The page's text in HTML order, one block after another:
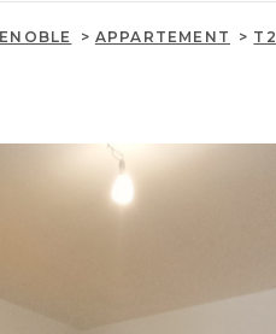
APPARTEMENT T2
PRO
ESTIMER